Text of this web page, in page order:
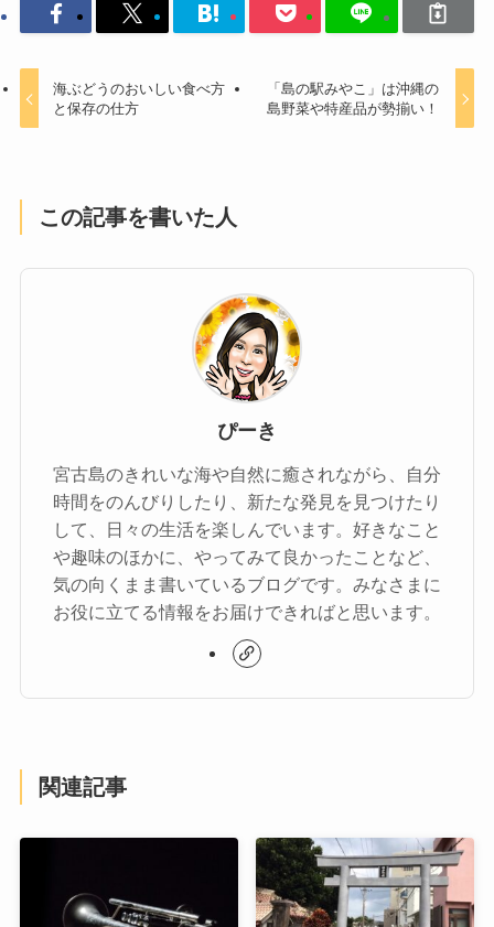
海ぶどうのおいしい食べ方
と保存の仕方
「島の駅みやこ」は沖縄の
島野菜や特産品が勢揃い！
この記事を書いた人
ぴーき
宮古島のきれいな海や自然に癒されながら、自分
時間をのんびりしたり、新たな発見を見つけたり
して、日々の生活を楽しんでいます。好きなこと
や趣味のほかに、やってみて良かったことなど、
気の向くまま書いているブログです。みなさまに
お役に立てる情報をお届けできればと思います。
関連記事